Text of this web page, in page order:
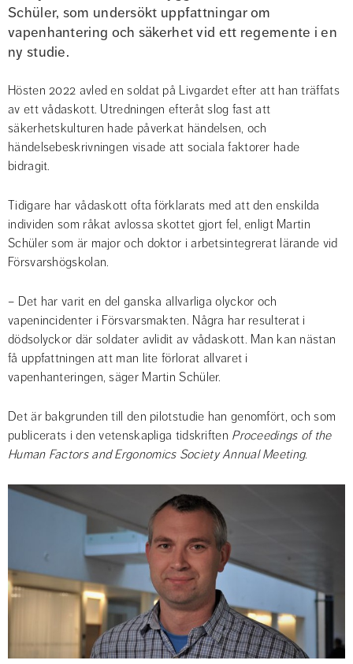
Schüler, som undersökt uppfattningar om
vapenhantering och säkerhet vid ett regemente i en
ny studie.
Hösten 2022 avled en soldat på Livgardet efter att han träffats
av ett vådaskott. Utredningen efteråt slog fast att
säkerhetskulturen hade påverkat händelsen, och
händelsebeskrivningen visade att sociala faktorer hade
bidragit.
Tidigare har vådaskott ofta förklarats med att den enskilda
individen som råkat avlossa skottet gjort fel, enligt Martin
Schüler som är major och doktor i arbetsintegrerat lärande vid
Försvarshögskolan.
– Det har varit en del ganska allvarliga olyckor och
vapenincidenter i Försvarsmakten. Några har resulterat i
dödsolyckor där soldater avlidit av vådaskott. Man kan nästan
få uppfattningen att man lite förlorat allvaret i
vapenhanteringen, säger Martin Schüler.
Det är bakgrunden till den pilotstudie han genomfört, och som
publicerats i den vetenskapliga tidskriften Proceedings of the
Human Factors and Ergonomics Society Annual Meeting.